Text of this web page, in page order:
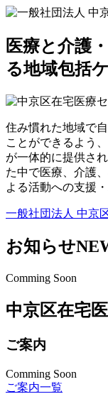
医療と介護
る地域包括
住み慣れた地域で
ことができるよう
が一体的に提供さ
た中で医療、介護
よる活動への支援
一般社団法人 中京
お知らせ
Comming Soon
中京区在宅
ご案内
Comming Soon
ご案内一覧